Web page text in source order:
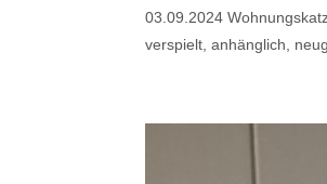
03.09.2024
verspielt, anhänglich,